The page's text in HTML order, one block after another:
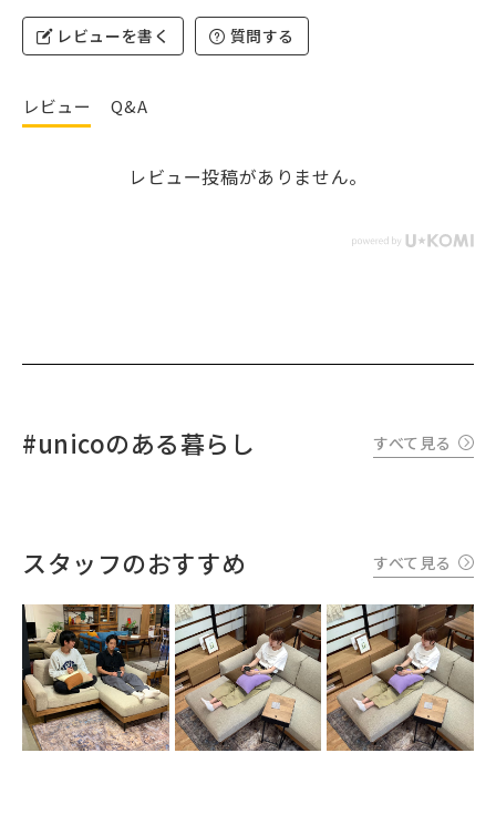
レビューを書く 質問する
レビュー Q&A
レビュー投稿がありません。
#unicoのある暮らし すべて見る
スタッフのおすすめ すべて見る